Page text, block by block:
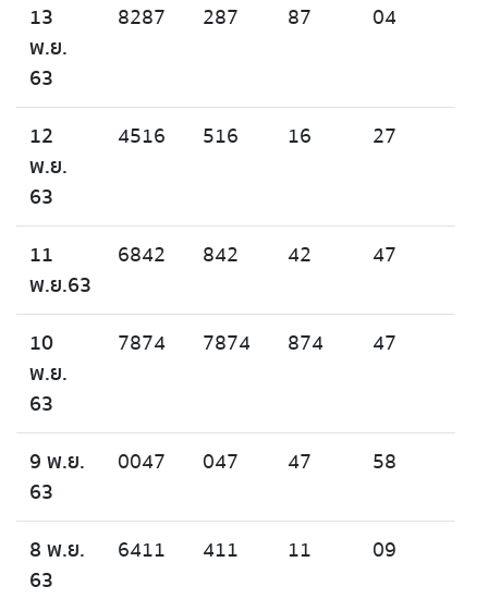
13
พ.ย.
63
8287 287 87 04
12
พ.ย.
63
4516 516 16 27
11
พ.ย.63
6842 842 42 47
10
พ.ย.
63
7874 7874 874 47
9 พ.ย.
63
0047 047 47 58
8 พ.ย.
63
6411 411 11 09